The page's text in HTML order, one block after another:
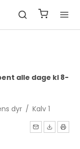
//
pixel using SHA-256
alle dage kl 8-
dyr / Kalv 1